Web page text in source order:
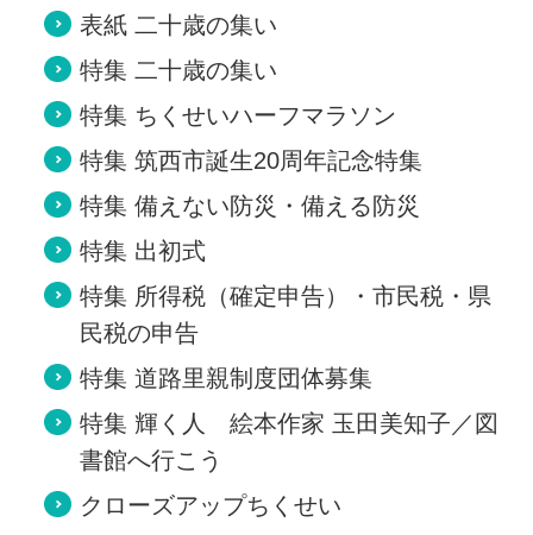
表紙 二十歳の集い
特集 二十歳の集い
特集 ちくせいハーフマラソン
特集 筑西市誕生20周年記念特集
特集 備えない防災・備える防災
特集 出初式
特集 所得税（確定申告）・市民税・県
民税の申告
特集 道路里親制度団体募集
特集 輝く人 絵本作家 玉田美知子／図
書館へ行こう
クローズアップちくせい